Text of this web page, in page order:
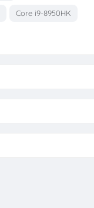
Core i9-8950HK